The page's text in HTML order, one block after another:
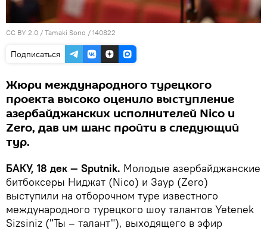
CC BY 2.0 / Tamaki Sono / 140822
Подписаться
Жюри международного турецкого
проекта высоко оценило выступление
азербайджанских исполнителей Nico и
Zero, дав им шанс пройти в следующий
тур.
БАКУ, 18 дек — Sputnik. Молодые азербайджанские
битбоксеры Ниджат (Nico) и Заур (Zero)
выступили на отборочном туре известного
международного турецкого шоу талантов Yetenek
Sizsiniz ("Ты – талант"), выходящего в эфир